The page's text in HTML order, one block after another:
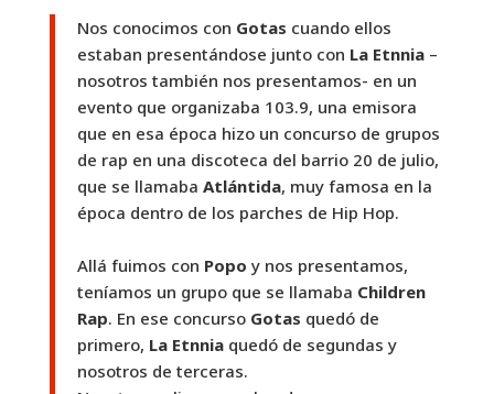
Nos conocimos con Gotas cuando ellos
estaban presentándose junto con La Etnnia–
nosotros también nos presentamos- en un
evento que organizaba 103.9, una emisora
que en esa época hizo un concurso de grupos
de rap en una discoteca del barrio 20 de julio,
que se llamaba Atlántida, muy famosa en la
época dentro de los parches de Hip Hop.
Allá fuimos con Popo y nos presentamos,
teníamos un grupo que se llamaba Children
Rap. En ese concurso Gotas quedó de
primero, La Etnniaquedó de segundas y
nosotros de terceras.